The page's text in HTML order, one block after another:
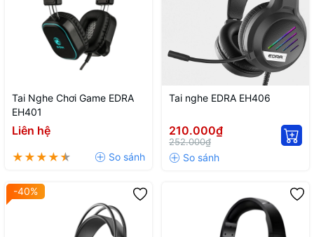
Tai Nghe Chơi Game EDRA
EH401
Liên hệ
Tai nghe EDRA EH406
210.000₫
252.000₫
-40%